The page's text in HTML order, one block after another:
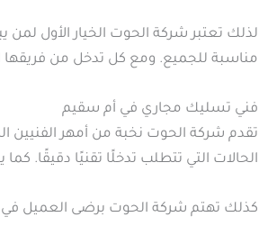
لذلك تعتبر شركة الحوت الخيار الأول
مناسبة للجميع. ومع كل تدخل من
فني تسليك مجاري في أم سقيم
تقدم شركة الحوت نخبة من أمهر
الحالات التي تتطلب تدخلًا تقنيًا دقيقًا.
كذلك تهتم شركة الحوت برضى العميل في